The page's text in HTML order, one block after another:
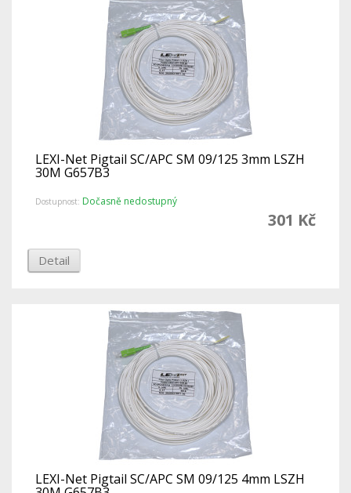
LEXI-Net Pigtail SC/APC SM 09/125 3mm LSZH
30M G657B3
Dostupnost: Dočasně nedostupný
301 Kč
Detail
LEXI-Net Pigtail SC/APC SM 09/125 4mm LSZH